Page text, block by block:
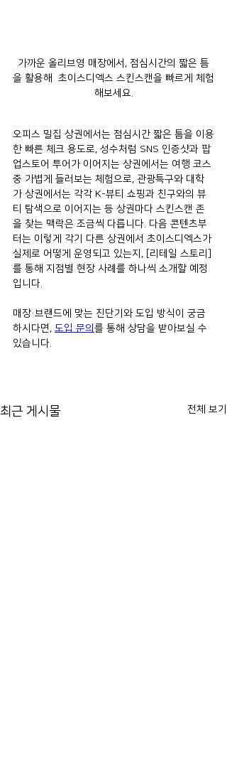
가까운 올리브영 매장에서, 점심시간의 짧은 틈
을 활용해  초이스디엑스 스킨스캔을 빠르게 체험
해보세요.
오피스 밀집 상권에서는 점심시간 짧은 틈을 이용
한 빠른 체크 용도로, 성수처럼 SNS 인증샷과 팝
업스토어 투어가 이어지는 상권에서는 여행 코스
중 가볍게 들러보는 체험으로, 관광특구와 대학
가 상권에서는 각각 K-뷰티 쇼핑과 친구와의 뷰
티 탐색으로 이어지는 등 상권마다 스킨스캔 존
을 찾는 맥락은 조금씩 다릅니다. 다음 콘텐츠부
터는 이렇게 각기 다른 상권에서 초이스디엑스가
실제로 어떻게 운영되고 있는지, [리테일 스토리]
를 통해 지점별 현장 사례를 하나씩 소개할 예정
입니다.
매장·브랜드에 맞는 진단기와 도입 방식이 궁금
하시다면, 도입 문의 를 통해 상담을 받아보실 수
있습니다.
최근 게시물 전체 보기